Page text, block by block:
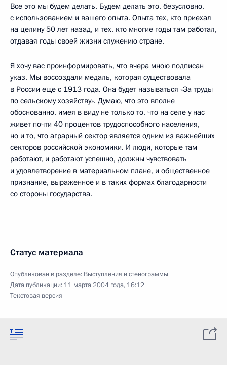
Все это мы будем делать. Будем делать это, безусловно,
с использованием и вашего опыта. Опыта тех, кто приехал
на целину 50 лет назад, и тех, кто многие годы там работал,
отдавая годы своей жизни служению стране.
Я хочу вас проинформировать, что вчера мною подписан
указ. Мы воссоздали медаль, которая существовала
в России еще с 1913 года. Она будет называться «За труды
по сельскому хозяйству». Думаю, что это вполне
обоснованно, имея в виду не только то, что на селе у нас
живет почти 40 процентов трудоспособного населения,
но и то, что аграрный сектор является одним из важнейших
секторов российской экономики. И люди, которые там
работают, и работают успешно, должны чувствовать
и удовлетворение в материальном плане, и общественное
признание, выраженное и в таких формах благодарности
со стороны государства.
Статус материала
Опубликован в разделе: Выступления и стенограммы
Дата публикации: 11 марта 2004 года, 16:12
Текстовая версия